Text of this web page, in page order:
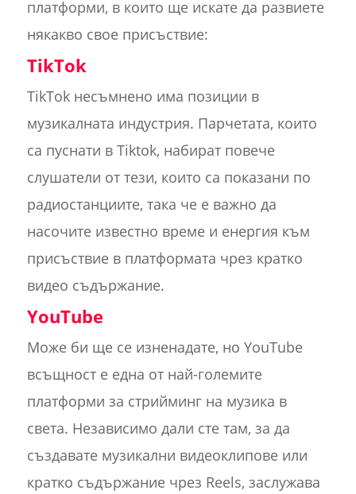
платформи, в които ще искате да развиете
някакво свое присъствие:
TikTok
TikTok несъмнено има позиции в
музикалната индустрия. Парчетата, които
са пуснати в Tiktok, набират повече
слушатели от тези, които са показани по
радиостанциите, така че е важно да
насочите известно време и енергия към
присъствие в платформата чрез кратко
видео съдържание.
YouTube
Може би ще се изненадате, но YouTube
всъщност е една от най-големите
платформи за стрийминг на музика в
света. Независимо дали сте там, за да
създавате музикални видеоклипове или
кратко съдържание чрез Reels, заслужава